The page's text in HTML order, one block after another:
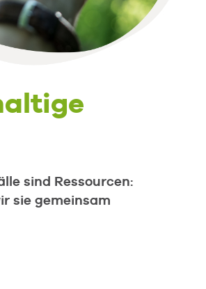
sind Ressourcen:
sie gemeinsam